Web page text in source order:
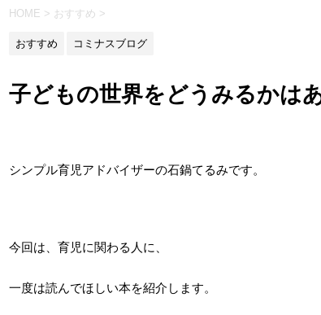
HOME > おすすめ >
おすすめ コミナスブログ
子どもの世界をどうみるかは
シンプル育児アドバイザーの石鍋てるみです。
今回は、育児に関わる人に、
一度は読んでほしい本を紹介します。